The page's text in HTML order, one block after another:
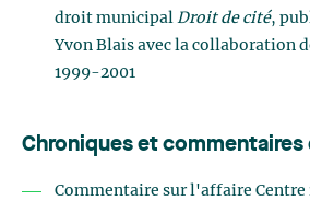
droit municipal
Droit de cité,
Yvon Blais avec la collaboration
1999-2001
Chroniques et commentaires
Commentaire sur l'affaire